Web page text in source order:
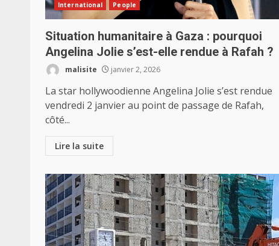
International People
Situation humanitaire à Gaza : pourquoi
Angelina Jolie s’est-elle rendue à Rafah ?
malisite janvier 2, 2026
La star hollywoodienne Angelina Jolie s’est rendue
vendredi 2 janvier au point de passage de Rafah,
côté...
Lire la suite